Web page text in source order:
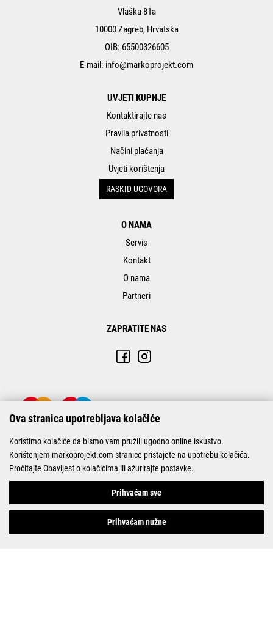
Vlaška 81a
10000 Zagreb, Hrvatska
OIB: 65500326605
E-mail: info@markoprojekt.com
UVJETI KUPNJE
Kontaktirajte nas
Pravila privatnosti
Načini plaćanja
Uvjeti korištenja
RASKID UGOVORA
O NAMA
Servis
Kontakt
O nama
Partneri
ZAPRATITE NAS
© Marko-Projekt 2026
Ova stranica upotrebljava kolačiće
Koristimo kolačiće da bismo vam pružili ugodno online iskustvo.
Korištenjem markoprojekt.com stranice pristajete na upotrebu kolačića.
Pročitajte Obavijest o kolačićima iliažurirajte postavke.
Prihvaćam sve
Prihvaćam nužne